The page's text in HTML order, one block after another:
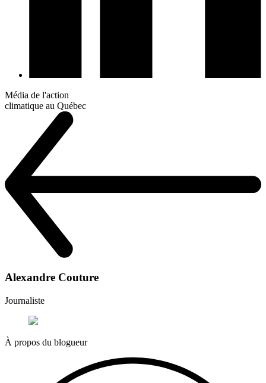
Média de l'action
climatique au Québec
Alexandre Couture
Journaliste
À propos du blogueur